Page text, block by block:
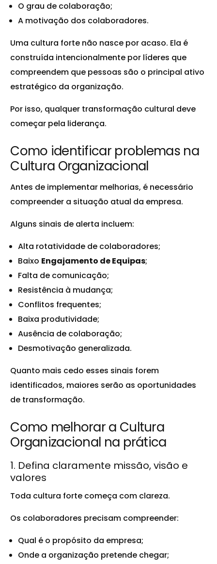
O grau de colaboração;
A motivação dos colaboradores.
Uma cultura forte não nasce por acaso. Ela é
construída intencionalmente por líderes que
compreendem que pessoas são o principal ativo
estratégico da organização.
Por isso, qualquer transformação cultural deve
começar pela liderança.
Como identificar problemas na
Cultura Organizacional
Antes de implementar melhorias, é necessário
compreender a situação atual da empresa.
Alguns sinais de alerta incluem:
Alta rotatividade de colaboradores;
Baixo Engajamento de Equipas;
Falta de comunicação;
Resistência à mudança;
Conflitos frequentes;
Baixa produtividade;
Ausência de colaboração;
Desmotivação generalizada.
Quanto mais cedo esses sinais forem
identificados, maiores serão as oportunidades
de transformação.
Como melhorar a Cultura
Organizacional na prática
1. Defina claramente missão, visão e
valores
Toda cultura forte começa com clareza.
Os colaboradores precisam compreender:
Qual é o propósito da empresa;
Onde a organização pretende chegar;